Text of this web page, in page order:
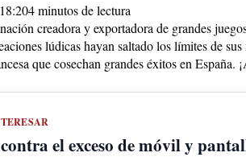
4 minutos de lectura
creadora y exportadora de grandes
lúdicas hayan saltado los límites de
que cosechan grandes éxitos en España.
el exceso de móvil y